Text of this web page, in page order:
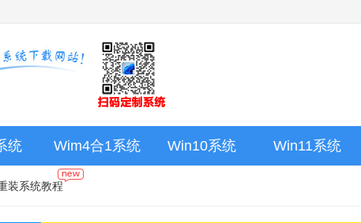
统 Wim4合1系统 Win10系统 Win11系统
装系统教程